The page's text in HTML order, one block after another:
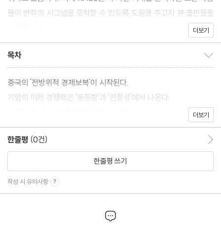
들이 변화의 시그널을 포착할 수 있도록 도움을 주고자 본 출판물을
더보기
목차
중국의 '전방위적 경제보복'이 시작된다.
기업의 미래 경쟁력은 '동등함'과 '진정성'에서 나온다.
더보기
한줄평 (0건)
한줄평 쓰기
작성 시 유의사항